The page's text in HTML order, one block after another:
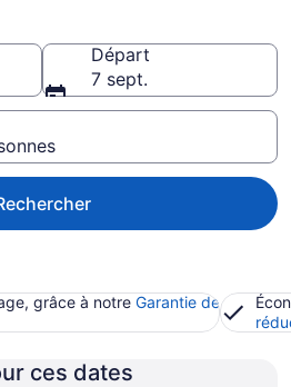
Départ
7 sept.
grâce à notre Garantie de
ces dates